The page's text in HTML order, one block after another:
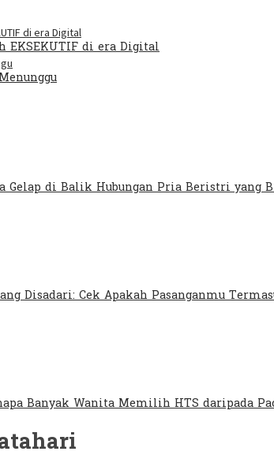
EKSEKUTIF di era Digital
Gelap di Balik Hubungan Pria Beristri yang
Disadari: Cek Apakah Pasanganmu
Banyak Wanita Memilih HTS daripada